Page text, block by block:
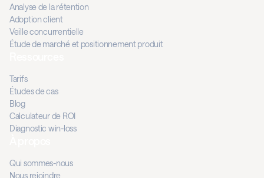
Analyse de la rétention
Adoption client
Veille concurrentielle
Étude de marché et positionnement produit
Tarifs
Études de cas
Blog
Calculateur de ROI
Diagnostic win-loss
Qui sommes-nous
Nous rejoindre